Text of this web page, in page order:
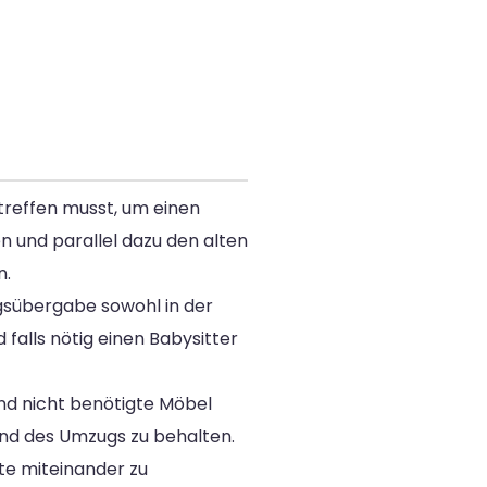
musst, um einen
und parallel dazu den alten
sowohl in der
falls nötig einen Babysitter
nicht benötigte Möbel
des Umzugs zu behalten.
miteinander zu